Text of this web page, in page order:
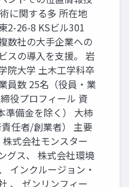
に関する多 所在地
2-26-8 KSビル301
数社の大手企業への
スの導入を支援。 岩
院大学 土木工学科卒
員数 25名（役員・業
役プロフィール 資
準備金を除く） 大柿
任者/創業者） 主要
式会社モンスター
グス、 株式会社環境
インクルージョン・
、 ゼンリンフィー